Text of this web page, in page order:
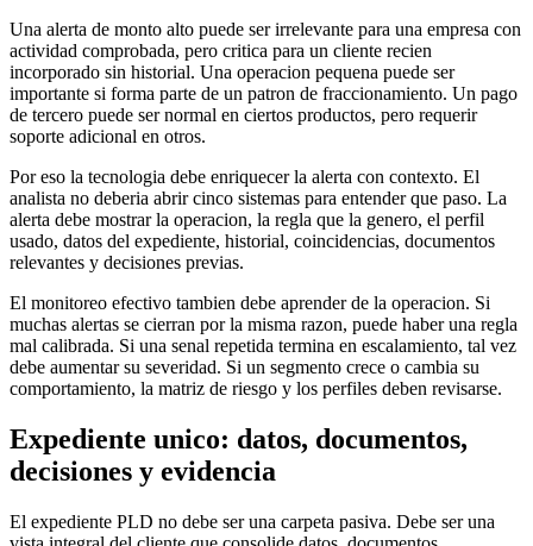
Una alerta de monto alto puede ser irrelevante para una empresa con
actividad comprobada, pero critica para un cliente recien
incorporado sin historial. Una operacion pequena puede ser
importante si forma parte de un patron de fraccionamiento. Un pago
de tercero puede ser normal en ciertos productos, pero requerir
soporte adicional en otros.
Por eso la tecnologia debe enriquecer la alerta con contexto. El
analista no deberia abrir cinco sistemas para entender que paso. La
alerta debe mostrar la operacion, la regla que la genero, el perfil
usado, datos del expediente, historial, coincidencias, documentos
relevantes y decisiones previas.
El monitoreo efectivo tambien debe aprender de la operacion. Si
muchas alertas se cierran por la misma razon, puede haber una regla
mal calibrada. Si una senal repetida termina en escalamiento, tal vez
debe aumentar su severidad. Si un segmento crece o cambia su
comportamiento, la matriz de riesgo y los perfiles deben revisarse.
Expediente unico: datos, documentos,
decisiones y evidencia
El expediente PLD no debe ser una carpeta pasiva. Debe ser una